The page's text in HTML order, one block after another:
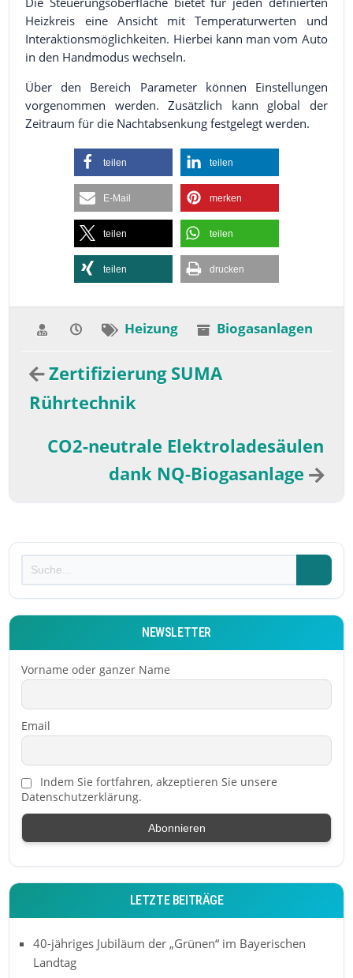
Heizkreis eine Ansicht mit Temperaturwerten und
Interaktionsmöglichkeiten. Hierbei kann man vom Auto
in den Handmodus wechseln.
Über den Bereich Parameter können Einstellungen
vorgenommen werden. Zusätzlich kann global der
Zeitraum für die Nachtabsenkung festgelegt werden.
teilen teilen
E-Mail merken
teilen teilen
teilen drucken
Heizung Biogasanlagen
Zertifizierung SUMA
Rührtechnik
CO2-neutrale Elektroladesäulen
dank NQ-Biogasanlage
NEWSLETTER
Vorname oder ganzer Name
Email
Indem Sie fortfahren, akzeptieren Sie unsere
Datenschutzerklärung.
LETZTE BEITRÄGE
40-jähriges Jubiläum der „Grünen“ im Bayerischen
Landtag